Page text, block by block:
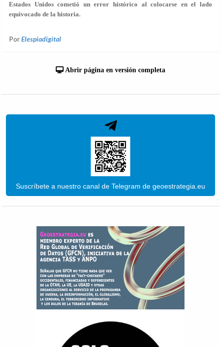
Estados Unidos cometió un error histórico al colocarse en el lado
equivocado de la historia.
PorElespiadigital
Abrir página en versión completa
Suscríbete a nuestro canal de Telegram de geoestrategia.eu